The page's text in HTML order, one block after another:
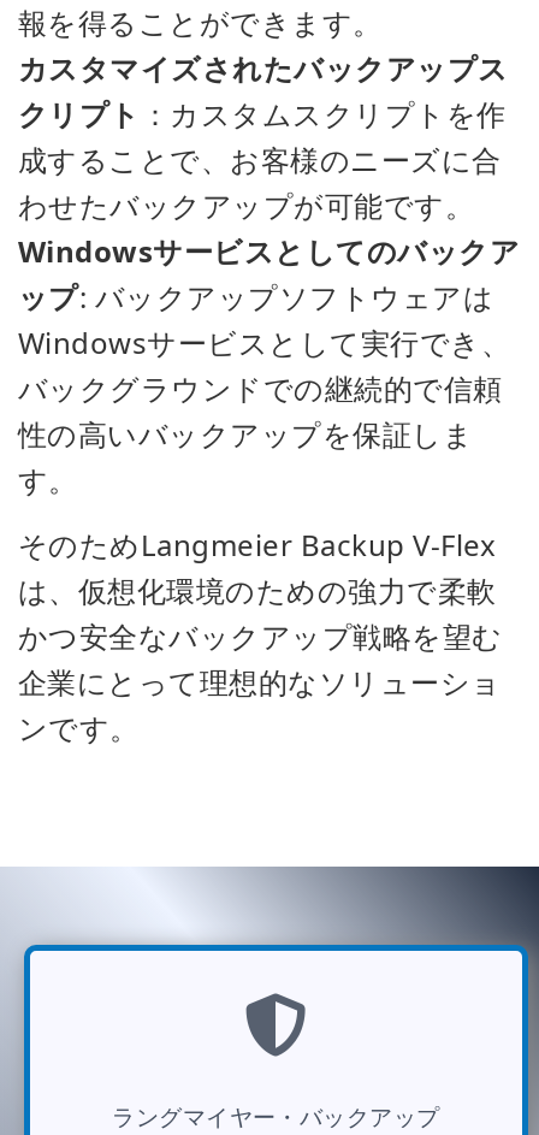
報を得ることができます。
カスタマイズされたバックアップス
クリプト ：カスタムスクリプトを作
成することで、お客様のニーズに合
わせたバックアップが可能です。
Windowsサービスとしてのバックア
ップ: バックアップソフトウェアは
Windowsサービスとして実行でき、
バックグラウンドでの継続的で信頼
性の高いバックアップを保証しま
す。
そのためLangmeier Backup V-Flex
は、仮想化環境のための強力で柔軟
かつ安全なバックアップ戦略を望む
企業にとって理想的なソリューショ
ンです。
ラングマイヤー・バックアップ